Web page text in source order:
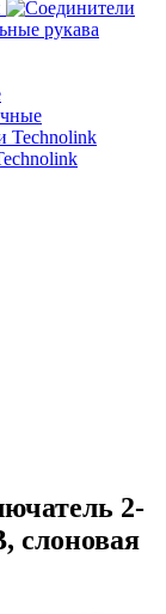
рукава
2-
слоновая